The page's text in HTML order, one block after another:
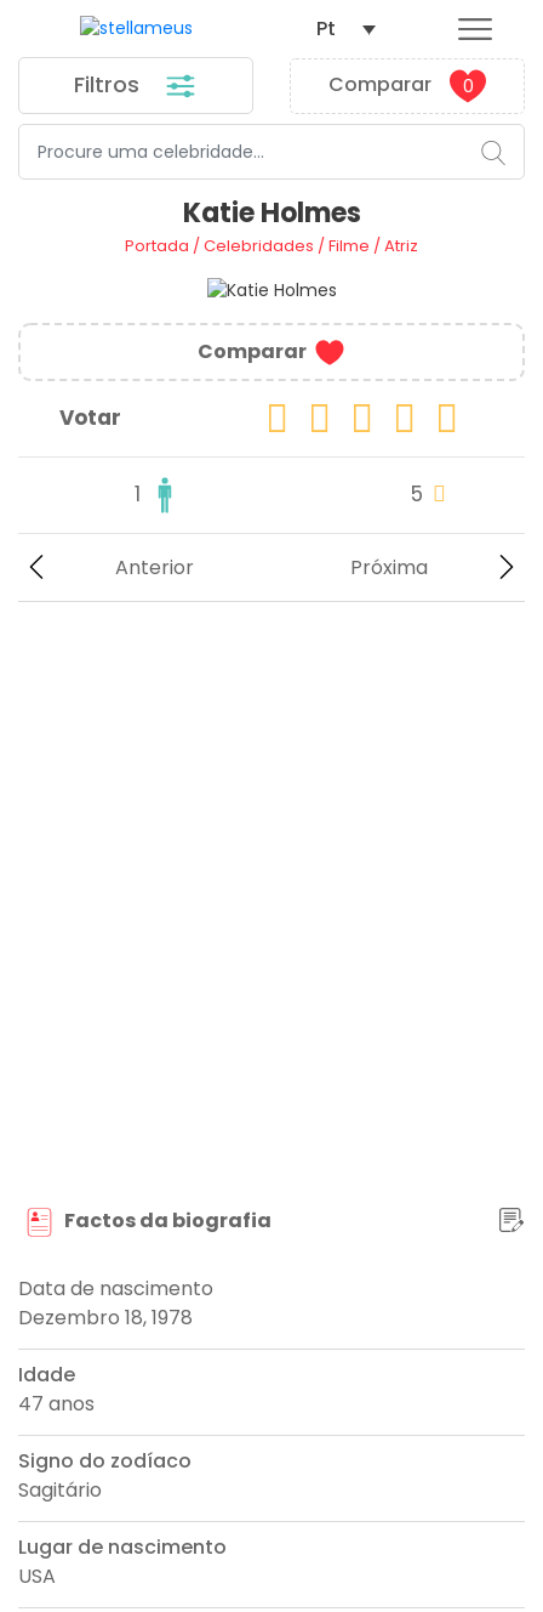
Filtros Comparar 0
Pt
Katie Holmes
Portada /Celebridades /Filme /Atriz
Comparar
Votar
1 5
Próxima
Anterior
Factos da biografia
Data de nascimento
Dezembro 18, 1978
Idade
47 anos
Signo do zodíaco
Sagitário
Lugar de nascimento
USA